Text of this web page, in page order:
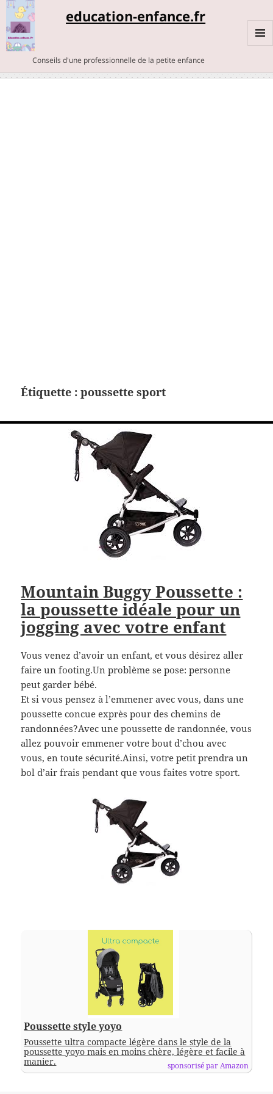
education-enfance.fr
Conseils d'une professionnelle de la petite enfance
Étiquette :poussette sport
Mountain Buggy Poussette :
la poussette idéale pour un
jogging avec votre enfant
Vous venez d’avoir un enfant, et vous désirez aller
faire un footing.Un problème se pose: personne
peut garder bébé.
Et si vous pensez à l’emmener avec vous, dans une
poussette concue exprès pour des chemins de
randonnées?Avec une poussette de randonnée, vous
allez pouvoir emmener votre bout d’chou avec
vous, en toute sécurité.Ainsi, votre petit prendra un
bol d’air frais pendant que vous faites votre sport.
Poussette style yoyo
Poussette ultra compacte légère dans le style de la
poussette yoyo mais en moins chère, légère et facile à
manier.
sponsorisé par Amazon